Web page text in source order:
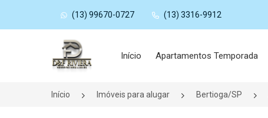
(13) 99670-0727 (13) 3316-9912
Página inicial
Início Apartamentos Temporada
Início Imóveis para alugar Bertioga/SP